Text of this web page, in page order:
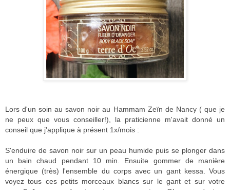
Lors d'un soin au savon noir au Hammam Zeïn de Nancy ( que je
ne peux que vous conseiller!), la praticienne m'avait donné un
conseil que j'applique à présent 1x/mois :
S'enduire de savon noir sur un peau humide puis se plonger dans
un bain chaud pendant 10 min. Ensuite gommer de manière
énergique (très) l'ensemble du corps avec un gant kessa. Vous
voyez tous ces petits morceaux blancs sur le gant et sur votre